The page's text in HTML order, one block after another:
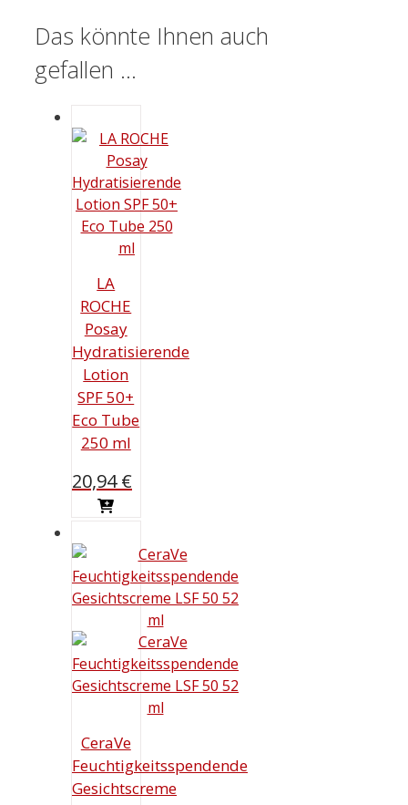
Das könnte Ihnen auch
gefallen …
LA
ROCHE
Posay
Hydratisierende
Lotion
SPF 50+
Eco Tube
250 ml
20,94€
CeraVe
Feuchtigkeitsspendende
Gesichtscreme